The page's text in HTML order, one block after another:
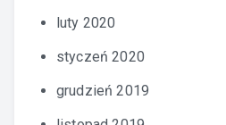
luty 2020
styczeń 2020
grudzień 2019